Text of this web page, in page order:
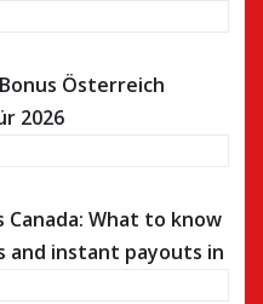
Österreich
2026
Canada: What to know
and instant payouts in